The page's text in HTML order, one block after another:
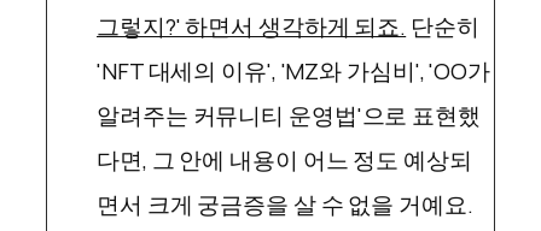
그렇지?' 하면서 생각하게 되죠. 단순히
'NFT 대세의 이유', 'MZ와 가심비', 'OO가
알려주는 커뮤니티 운영법'으로 표현했
다면, 그 안에 내용이 어느 정도 예상되
면서 크게 궁금증을 살 수 없을 거예요.